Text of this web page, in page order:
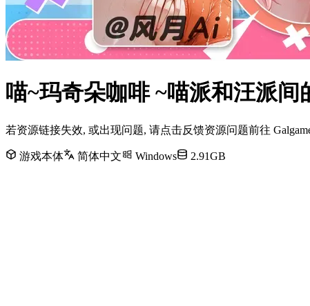
喵~玛奇朵咖啡 ~喵派和汪派
若资源链接失效, 或出现问题, 请点击反馈资源问题前往
游戏本体 简体中文 Windows 2.91GB